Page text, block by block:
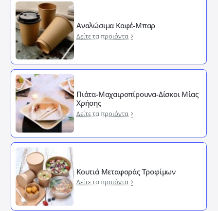
Αναλώσιμα Καφέ-Μπαρ
Δείτε τα προιόντα
Πιάτα-Μαχαιροπίρουνα-Δίσκοι Μίας
Χρήσης
Δείτε τα προιόντα
Κουτιά Μεταφοράς Τροφίμων
Δείτε τα προιόντα